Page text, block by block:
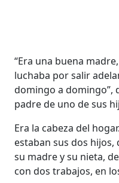
“Era una buena
luchaba por salir
domingo a domingo”,
padre de uno de sus
Era la cabeza del
estaban sus dos hijos,
su madre y su nieta,
con dos trabajos, en